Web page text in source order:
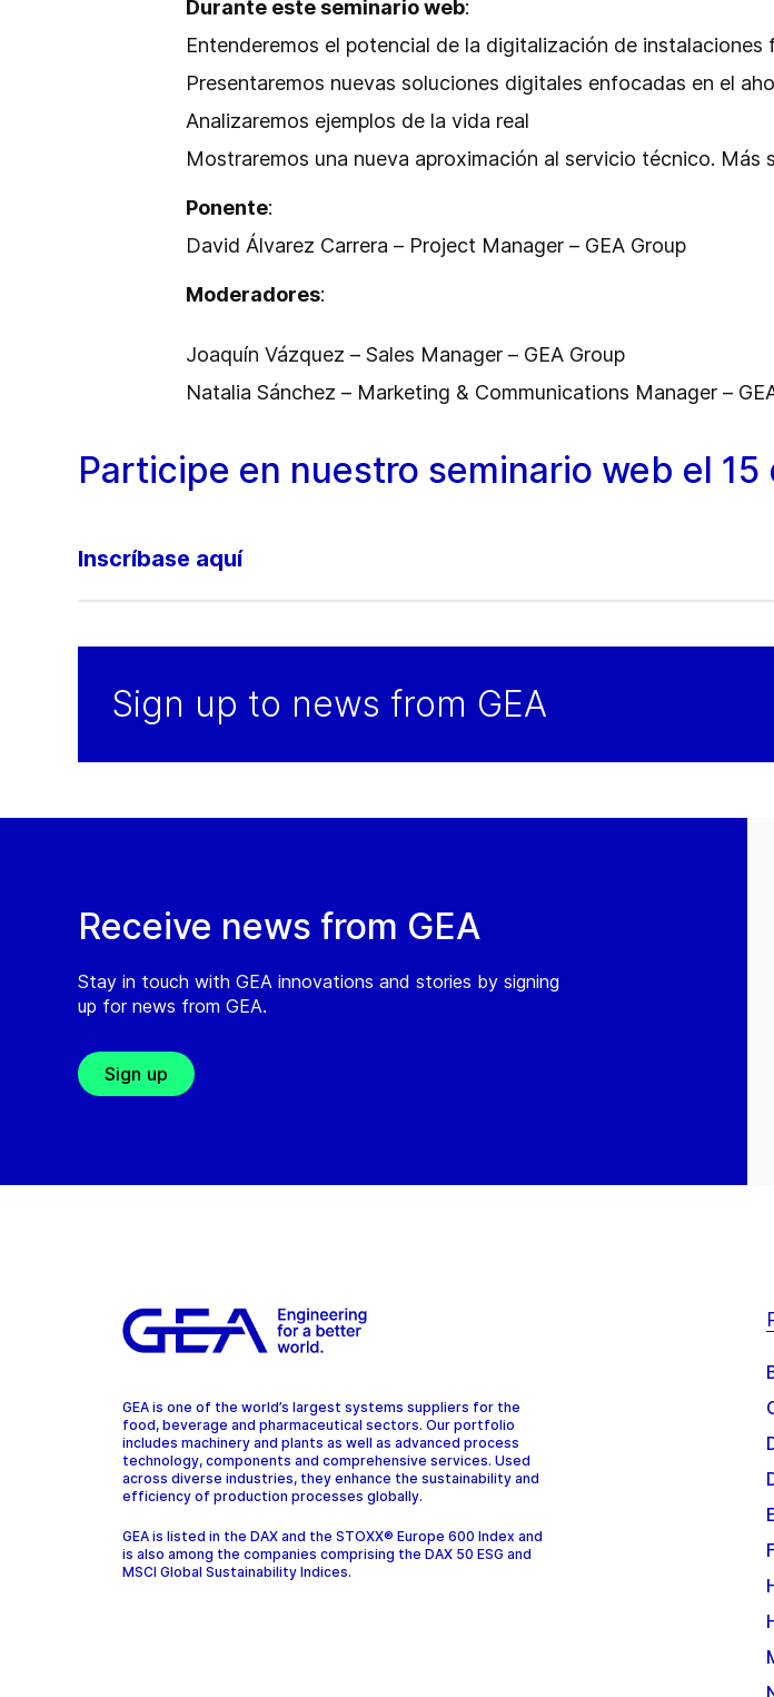
Durante este seminario web:
Entenderemos el potencial de la digitalización de
Presentaremos nuevas soluciones digitales enfocadas en el
Analizaremos ejemplos de la vida real
Mostraremos una nueva aproximación al servicio técnico. Más
Ponente:
David Álvarez Carrera – Project Manager – GEA Group
Moderadores:
Joaquín Vázquez – Sales Manager – GEA Group
Natalia Sánchez – Marketing & Communications Manager –
Participe en nuestro seminario web el 15
Inscríbase aquí
Sign up to news from GEA
Receive news from GEA
Stay in touch with GEA innovations and stories by signing
up for news from GEA.
Sign up
GEA is one of the world’s largest systems suppliers for the
food, beverage and pharmaceutical sectors. Our portfolio
includes machinery and plants as well as advanced process
technology, components and comprehensive services. Used
across diverse industries, they enhance the sustainability and
efficiency of production processes globally.
GEA is listed in the DAX and the STOXX® Europe 600 Index and
is also among the companies comprising the DAX 50 ESG and
MSCI Global Sustainability Indices.